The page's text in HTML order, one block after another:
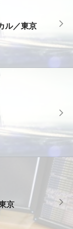
ル／東京
京